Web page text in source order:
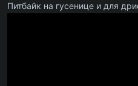
Питбайк на гусенице и для